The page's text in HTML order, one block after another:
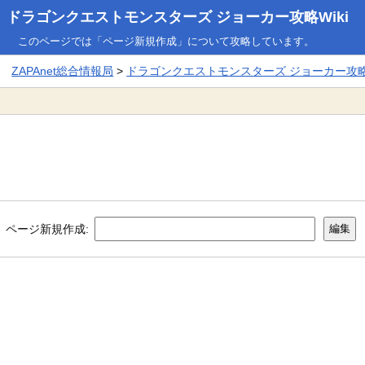
ドラゴンクエストモンスターズ ジョーカー攻略Wiki
このページでは「ページ新規作成」について攻略しています。
ZAPAnet総合情報局 > ドラゴンクエストモンスターズ ジョーカー攻
ページ新規作成: